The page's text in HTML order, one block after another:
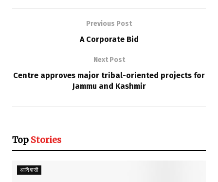
Previous Post
A Corporate Bid
Next Post
Centre approves major tribal-oriented projects for
Jammu and Kashmir
Top Stories
आदिवासी